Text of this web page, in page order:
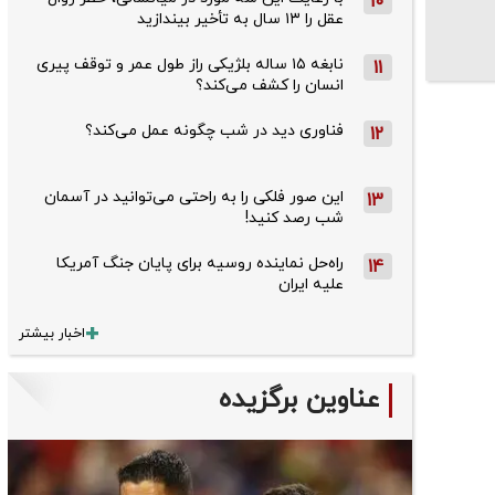
عقل را ۱۳ سال به تأخیر بیندازید
11
نابغه ۱۵ ساله بلژیکی راز طول عمر و توقف پیری
انسان را کشف می‌کند؟
12 فناوری دید در شب چگونه عمل می‌کند؟
13
این صور فلکی را به راحتی می‌توانید در آسمان
شب رصد کنید!
14
راه‌حل نماینده روسیه برای پایان جنگ آمریکا
علیه ایران
اخبار بیشتر
عناوین برگزیده